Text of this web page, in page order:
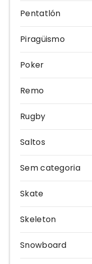
Pentatlón
Piragüismo
Poker
Remo
Rugby
Saltos
Sem categoria
Skate
Skeleton
Snowboard